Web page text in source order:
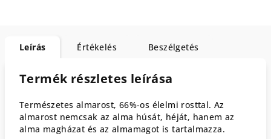
Leírás Értékelés Beszélgetés
Termék részletes leírása
Természetes almarost, 66%-os élelmi rosttal. Az
almarost nemcsak az alma húsát, héját, hanem az
alma magházat és az almamagot is tartalmazza.